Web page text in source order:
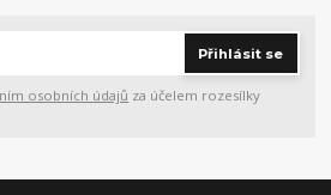
Přihlásit se
osobních údajů za účelem rozesílky